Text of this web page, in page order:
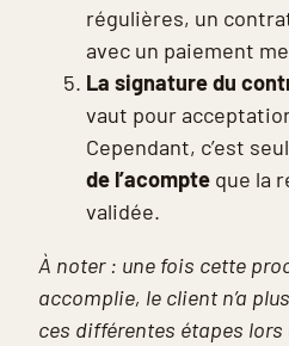
régulières, un
avec un paiement
La signature du
vaut pour
Cependant, c’est
de l’acompte que la
validée.
À noter : une fois cette
accomplie, le client n’a
ces différentes étapes